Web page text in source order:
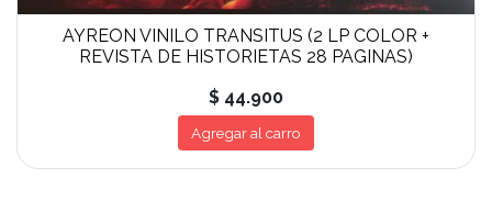
AYREON VINILO TRANSITUS (2 LP COLOR +
REVISTA DE HISTORIETAS 28 PAGINAS)
$ 44.900
Agregar al carro